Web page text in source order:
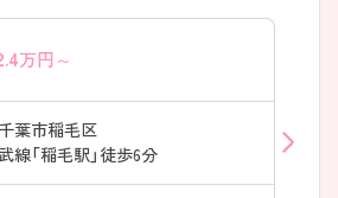
万円～
葉市稲毛区
線「稲毛駅」徒歩6分